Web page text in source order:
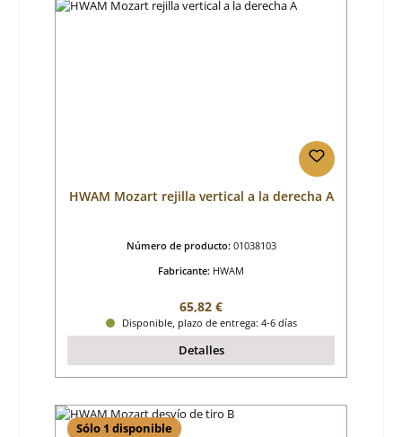
HWAM Mozart rejilla vertical a la derecha A
Número de producto: 01038103
Fabricante: HWAM
Precio normal:
65,82 €
Disponible, plazo de entrega: 4-6 días
Detalles
Sólo 1 disponible